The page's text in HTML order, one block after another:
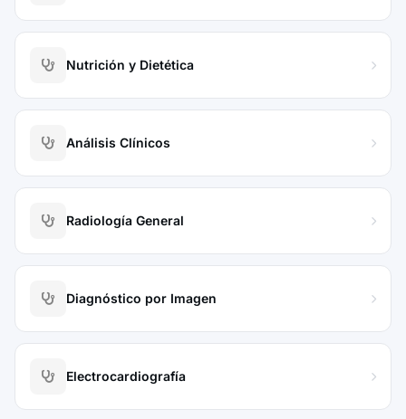
Nutrición y Dietética
Análisis Clínicos
Radiología General
Diagnóstico por Imagen
Electrocardiografía